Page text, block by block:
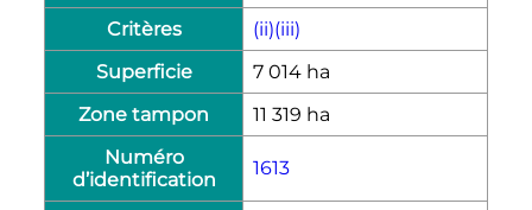
Critères
(ii)(iii)
Superficie
7 014 ha
Zone tampon
11 319 ha
Numéro
d’identification
1613